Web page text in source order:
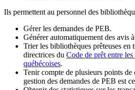
Ils permettent au personnel des
Gérer les demandes de PEB.
Générer automatiquement des avis
Trier les bibliothèques prêteuses en
directrices du Code de prêt entre
québécoises.
Tenir compte de plusieurs points de
gestion des demandes de PEB est